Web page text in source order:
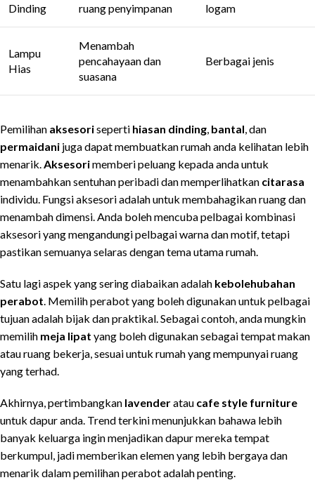
Dinding
ruang penyimpanan
logam
Lampu
Hias
Menambah
pencahayaan dan
suasana
Berbagai jenis
Pemilihan aksesoriseperti hiasan dinding bantal , dan
permaidani juga dapat membuatkan rumah anda kelihatan lebih
menarik. Aksesorimemberi peluang kepada anda untuk
menambahkan sentuhan peribadi dan memperlihatkan citarasa
individu. Fungsi aksesori adalah untuk membahagikan ruang dan
menambah dimensi. Anda boleh mencuba pelbagai kombinasi
aksesori yang mengandungi pelbagai warna dan motif, tetapi
pastikan semuanya selaras dengan tema utama rumah.
Satu lagi aspek yang sering diabaikan adalah kebolehubahan
perabot . Memilih perabot yang boleh digunakan untuk pelbagai
tujuan adalah bijak dan praktikal. Sebagai contoh, anda mungkin
memilih meja lipat yang boleh digunakan sebagai tempat makan
atau ruang bekerja, sesuai untuk rumah yang mempunyai ruang
yang terhad.
Akhirnya, pertimbangkan lavenderatau cafe style furniture
untuk dapur anda. Trend terkini menunjukkan bahawa lebih
banyak keluarga ingin menjadikan dapur mereka tempat
berkumpul, jadi memberikan elemen yang lebih bergaya dan
menarik dalam pemilihan perabot adalah penting.